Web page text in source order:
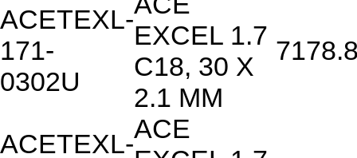
ACETEXL-
171-
0302U
EXCEL 1.7
C18, 30 X
2.1 MM
ACETEXL-ACE